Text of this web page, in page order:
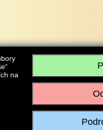
s.r.o., IČO: 28304845, se sídlem č.p.
Realizace:
na